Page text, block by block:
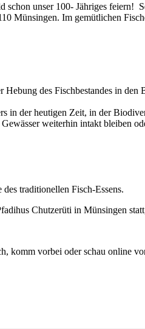
unser 100- Jähriges feiern!
Münsingen. Im gemütlichen
des Fischbestandes in
in der heutigen Zeit, in der
weiterhin intakt bleiben
traditionellen Fisch-Essens.
Chutzerüti in Münsingen
komm vorbei oder schau online